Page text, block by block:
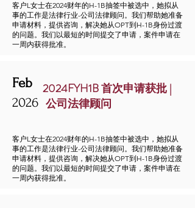
客户L女士在2024财年的H-1B抽签中被选中，她拟从
事的工作是法律行业-公司法律顾问。我们帮助她准备
申请材料，提供咨询，解决她从OPT到H-1B身份过渡
的问题。我们以最短的时间提交了申请，案件申请在
一周内获得批准。
Feb
2026
2024FYH1B 首次申请获批 |
公司法律顾问
客户L女士在2024财年的H-1B抽签中被选中，她拟从
事的工作是法律行业-公司法律顾问。我们帮助她准备
申请材料，提供咨询，解决她从OPT到H-1B身份过渡
的问题。我们以最短的时间提交了申请，案件申请在
一周内获得批准。